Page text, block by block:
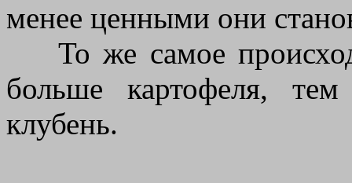
менее ценными они
То же самое
больше картофеля,
клубень.